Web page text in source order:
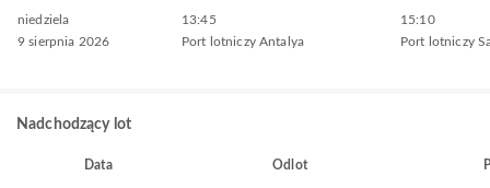
niedziela
9 sierpnia 2026
13:45
Port lotniczy Antalya
15:10
Port lotniczy
Nadchodzący lot
Data Odlot